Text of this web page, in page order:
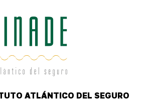
ATLÁNTICO DEL SEGURO